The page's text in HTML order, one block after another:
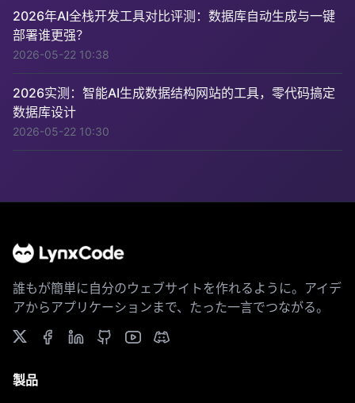
2026年AI全栈开发工具对比评测：数据库自动生成与一键
部署谁更强？
2026-05-22 10:38
2026实测：智能AI生成数据结构网站的工具，零代码搞定
数据库设计
2026-05-22 10:30
誰もが簡単に自分のウェブサイトを作れるように。アイデ
アからアプリケーションまで、たった一言でつながる。
製品